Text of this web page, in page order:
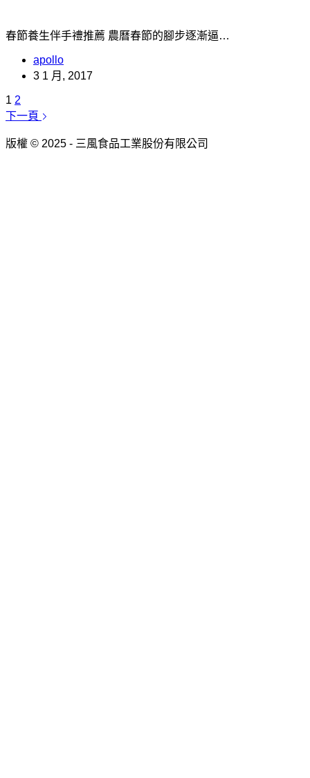
春節養生伴手禮推薦 農曆春節的腳步逐漸逼…
apollo
3 1 月, 2017
1 2
下一頁
版權 © 2025 - 三風食品工業股份有限公司